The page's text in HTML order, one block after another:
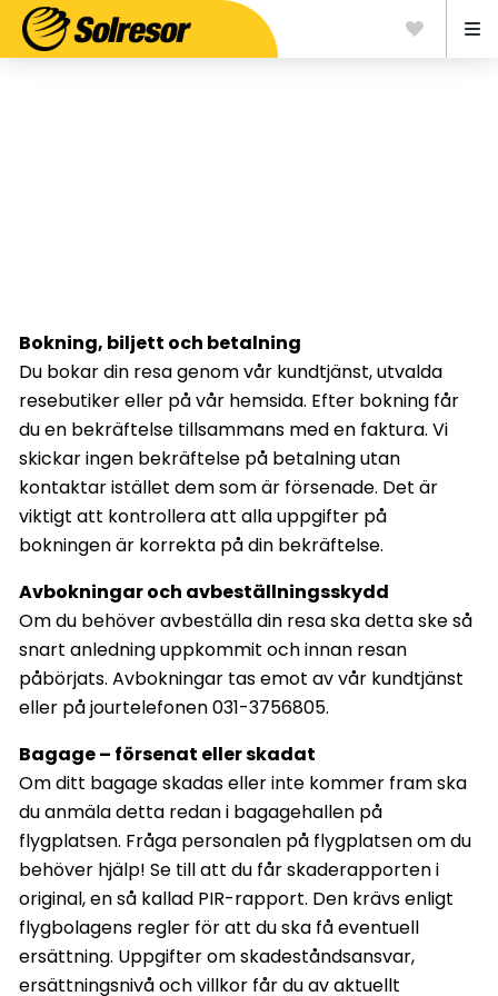
Bokning, biljett och betalning
Du bokar din resa genom vår kundtjänst, utvalda
resebutiker eller på vår hemsida. Efter bokning får
du en bekräftelse tillsammans med en faktura. Vi
skickar ingen bekräftelse på betalning utan
kontaktar istället dem som är försenade. Det är
viktigt att kontrollera att alla uppgifter på
bokningen är korrekta på din bekräftelse.
Avbokningar och avbeställningsskydd
Om du behöver avbeställa din resa ska detta ske så
snart anledning uppkommit och innan resan
påbörjats. Avbokningar tas emot av vår kundtjänst
eller på jourtelefonen 031-3756805.
Bagage – försenat eller skadat
Om ditt bagage skadas eller inte kommer fram ska
du anmäla detta redan i bagagehallen på
flygplatsen. Fråga personalen på flygplatsen om du
behöver hjälp! Se till att du får skaderapporten i
original, en så kallad PIR-rapport. Den krävs enligt
flygbolagens regler för att du ska få eventuell
ersättning. Uppgifter om skadeståndsansvar,
ersättningsnivå och villkor får du av aktuellt